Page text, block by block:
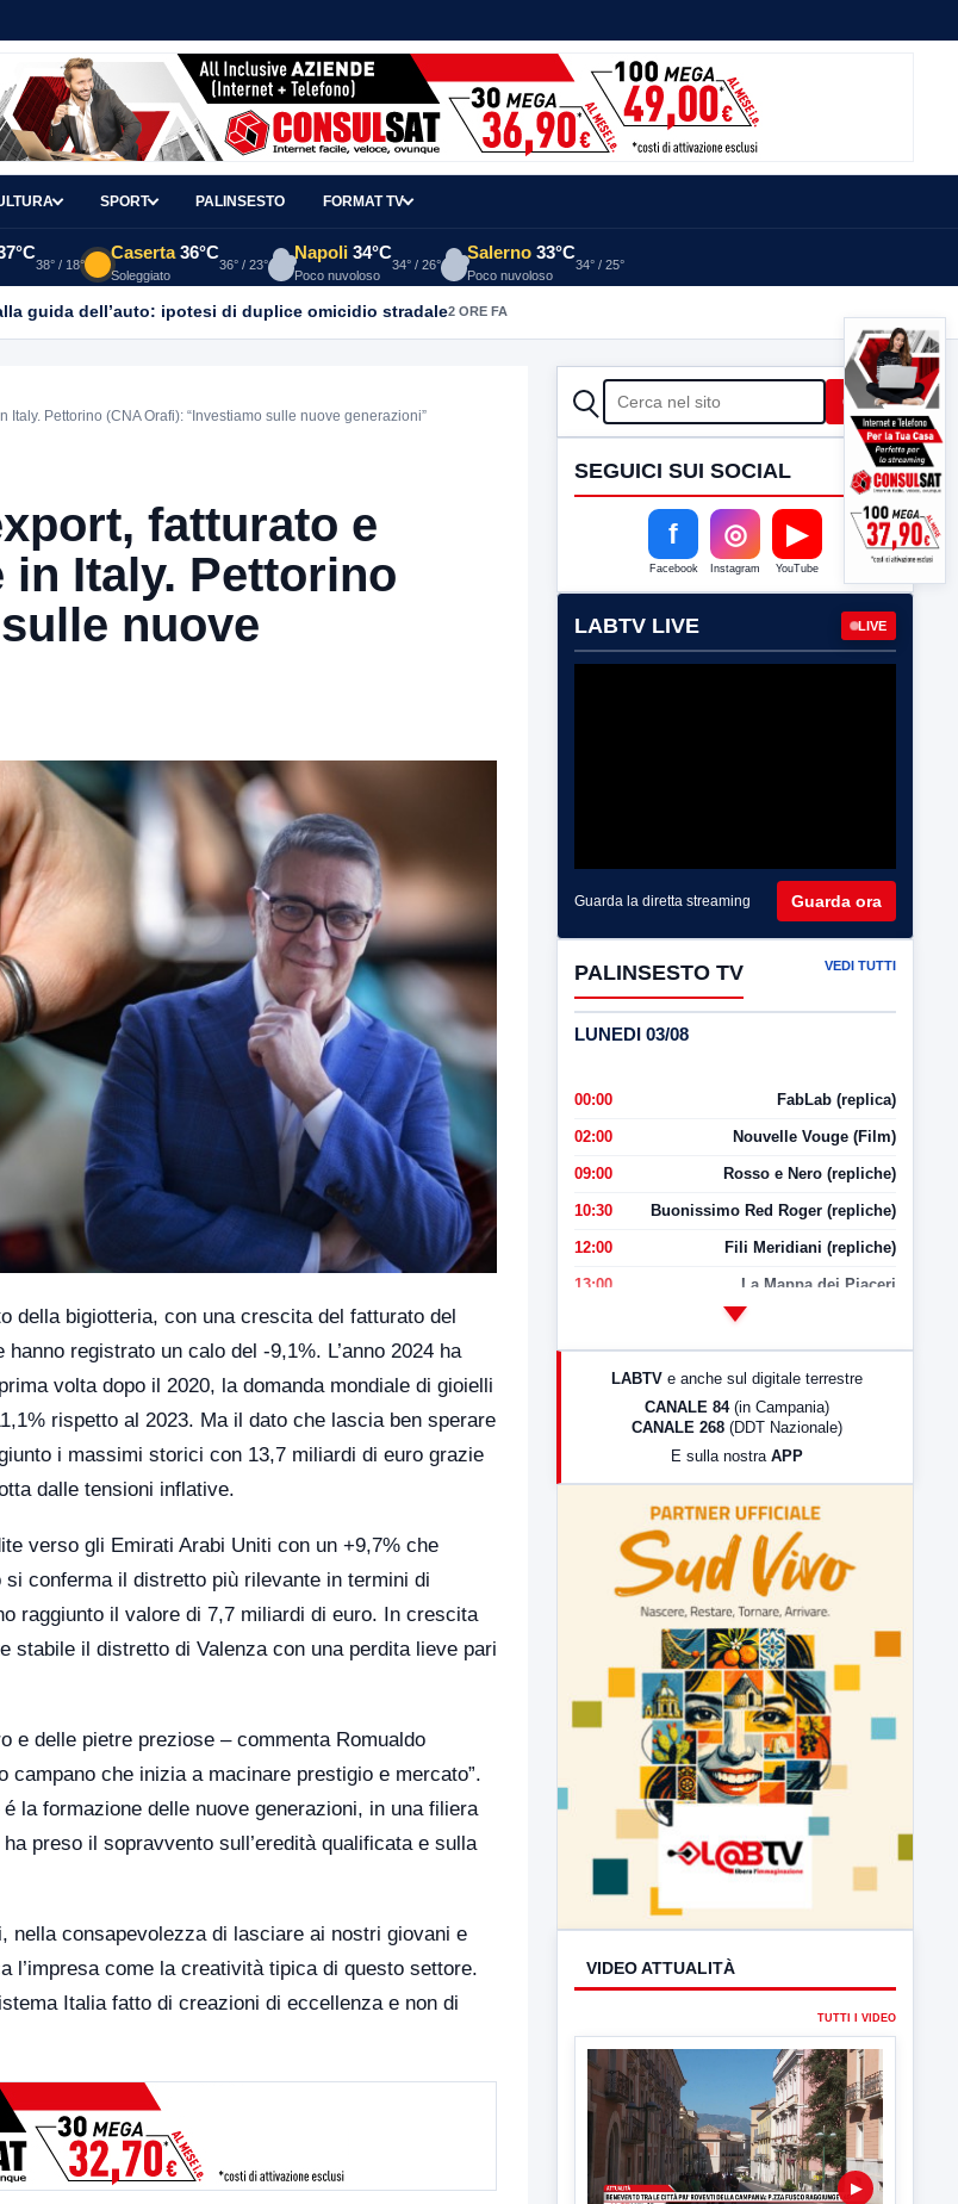
SPORT PALINSESTO FORMAT TV
38° / 18°
Caserta 36°C
Soleggiato
36° / 23°
Napoli 34°C
Poco nuvoloso
34° / 26°
Salerno 33°C
Poco nuvoloso
34° / 25°
guida dell’auto: ipotesi di duplice omicidio stradale2 ORE FA
Pettorino (CNA Orafi): “Investiamo sulle nuove generazioni”
fatturato e
in Italy. Pettorino
nuove
della bigiotteria, con una crescita del fatturato del
registrato un calo del -9,1%. L’anno 2024 ha
volta dopo il 2020, la domanda mondiale di gioielli
rispetto al 2023. Ma il dato che lascia ben sperare
i massimi storici con 13,7 miliardi di euro grazie
dalle tensioni inflative.
verso gli Emirati Arabi Uniti con un +9,7% che
conferma il distretto più rilevante in termini di
raggiunto il valore di 7,7 miliardi di euro. In crescita
stabile il distretto di Valenza con una perdita lieve pari
e delle pietre preziose – commenta Romualdo
che inizia a macinare prestigio e mercato”.
la formazione delle nuove generazioni, in una filiera
preso il sopravvento sull’eredità qualificata e sulla
nella consapevolezza di lasciare ai nostri giovani e
l’impresa come la creatività tipica di questo settore.
Italia fatto di creazioni di eccellenza e non di
CERCA Cerca
SEGUICI SUI SOCIAL
f
Facebook
◎
Instagram
▶
YouTube
LABTV LIVE LIVE
Guarda la diretta streaming Guarda ora
PALINSESTO TV VEDI TUTTI
LUNEDI 03/08
00:00 FabLab (replica)
02:00 Nouvelle Vouge (Film)
09:00 Rosso e Nero (repliche)
10:30 Buonissimo Red Roger (repliche)
12:00 Fili Meridiani (repliche)
13:00 La Mappa dei Piaceri
LabNews (Diretta)
LabNews (replica)
LABTV e anche sul digitale terrestre
CANALE 84 (in Campania)
CANALE 268 (DDT Nazionale)
E sulla nostra APP
VIDEO ATTUALITÀ
TUTTI I VIDEO
▶
7 AGOSTO 2026 ATTUALITÀ
Benevento tra le città più roventi